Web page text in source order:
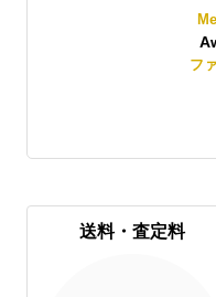
Mercari
Awards
ファッシ
送料・査定料